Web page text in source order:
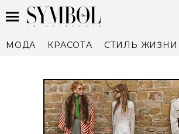
МОДА КРАСОТА СТИЛЬ ЖИЗНИ